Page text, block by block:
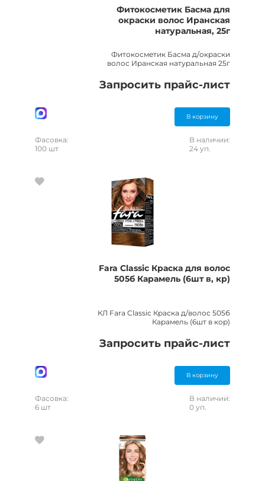
Фитокосметик Басма для
окраски волос Иранская
натуральная, 25г
Фитокосметик Басма д/окраски
волос Иранская натуральная 25г
Запросить прайс-лист
В корзину
Фасовка:
100 шт
В наличии:
24 уп.
Fara Classic Краска для волос
505б Карамель (6шт в, кр)
КЛ Fara Classic Краска д/волос 505б
Карамель (6шт в кор)
Запросить прайс-лист
В корзину
Фасовка:
6 шт
В наличии:
0 уп.